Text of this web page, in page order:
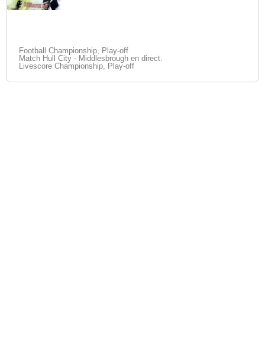
Football Championship, Play-off
Match Hull City - Middlesbrough en direct.
Livescore Championship, Play-off